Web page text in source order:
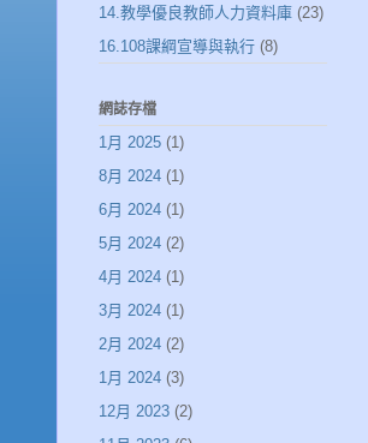
14.教學優良教師人力資料庫 (23)
16.108課綱宣導與執行 (8)
網誌存檔
1月 2025 (1)
8月 2024 (1)
6月 2024 (1)
5月 2024 (2)
4月 2024 (1)
3月 2024 (1)
2月 2024 (2)
1月 2024 (3)
12月 2023 (2)